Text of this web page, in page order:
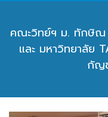
คณะวิทย์ฯ ม. ทักษิณ
และ มหาวิทยาลัย
กัญ